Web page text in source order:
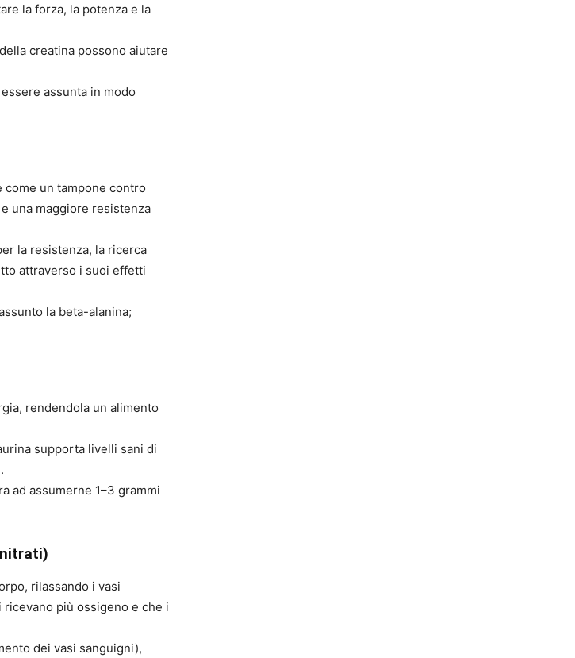
la forza, la potenza e la
creatina possono aiutare
assunta in modo
come un tampone contro
una maggiore resistenza
la resistenza, la ricerca
attraverso i suoi effetti
la beta-alanina;
rendendola un alimento
supporta livelli sani di
ad assumerne 1–3 grammi
rilassando i vasi
più ossigeno e che i
dei vasi sanguigni),